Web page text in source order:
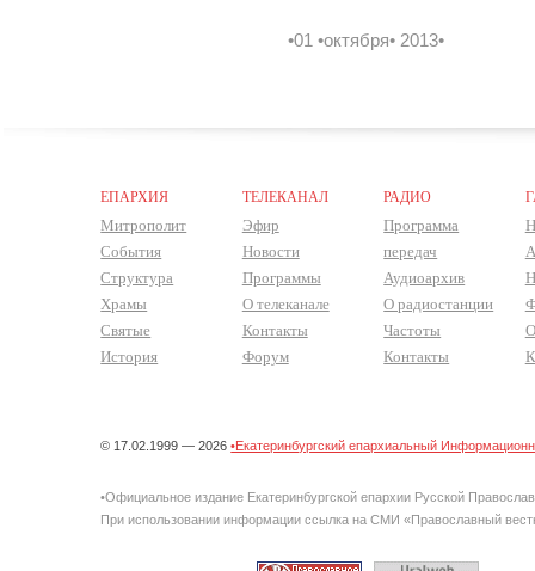
•01 •октября• 2013•
ЕПАРХИЯ
Митрополит
События
Структура
Храмы
Святые
История
ТЕЛЕКАНАЛ
Эфир
Новости
Программы
О телеканале
Контакты
Форум
РАДИО
Программа
передач
Аудиоархив
О радиостанции
Частоты
Контакты
© 17.02.1999 — 2026•Екатеринбургский епархиальный
•Официальное издание Екатеринбургской епархии Русской
При использовании информации ссылка на СМИ «Православный